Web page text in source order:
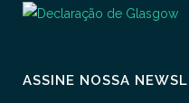
ASSINE NOSSA